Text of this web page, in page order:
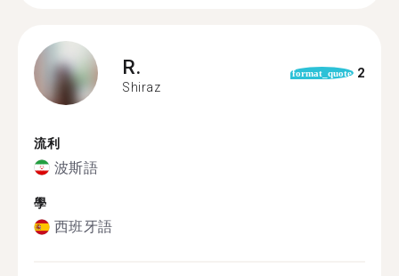
R.
Shiraz
format_quote 2
流利
波斯語
學
西班牙語